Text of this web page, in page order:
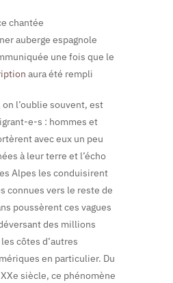
chantée
auberge espagnole
une fois que le
aura été rempli
on l’oublie souvent, est
e-s : hommes et
avec eux un peu
à leur terre et l’écho
Alpes les conduisirent
connues vers le reste de
poussèrent ces vagues
des millions
côtes d’autres
en particulier. Du
siècle, ce phénomène